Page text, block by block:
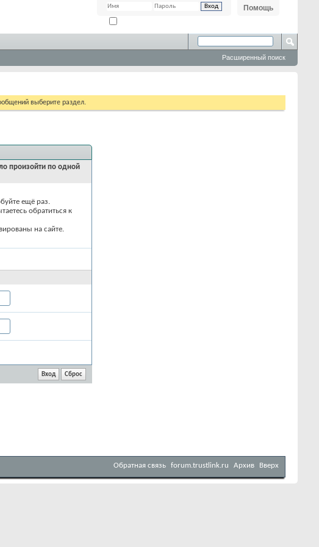
Помощь
Расширенный поиск
выберите раздел.
произойти по одной
ещё раз.
обратиться к
на сайте.
Обратная связь forum.trustlink.ru Архив Вверх